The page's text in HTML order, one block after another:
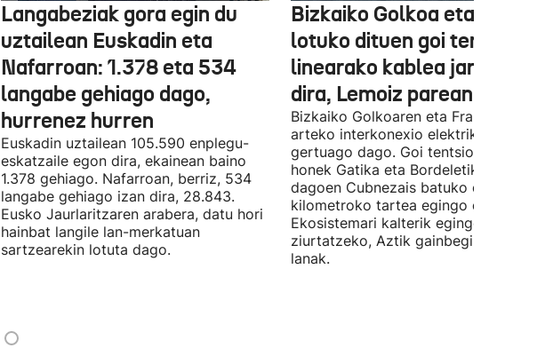
Langabeziak gora egin du
uztailean Euskadin eta
Nafarroan: 1.378 eta 534
langabe gehiago dago,
hurrenez hurren
Euskadin uztailean 105.590 enplegu-
eskatzaile egon dira, ekainean baino
1.378 gehiago. Nafarroan, berriz, 534
langabe gehiago izan dira, 28.843.
Eusko Jaurlaritzaren arabera, datu hori
hainbat langile lan-merkatuan
sartzearekin lotuta dago.
Bizkaiko Golkoa eta
lotuko dituen goi tentsioko
linearako kablea jartzen
dira, Lemoiz parean
Bizkaiko Golkoaren eta Frantziaren
arteko interkonexio elektrikoa
gertuago dago. Goi tentsioko linea
honek Gatika eta Bordeletik gertu
dagoen Cubnezais batuko ditu eta
kilometroko tartea egingo du ur
Ekosistemari kalterik egingo ez
ziurtatzeko, Aztik gainbegiratuko
lanak.